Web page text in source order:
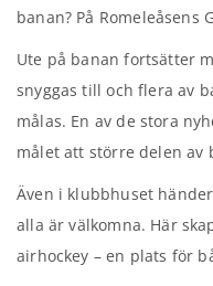
banan? På
Ute på banan fortsätter
snyggas till och flera av
målas. En av de stora
målet att större delen av
Även i klubbhuset
alla är välkomna. Här
airhockey – en plats för